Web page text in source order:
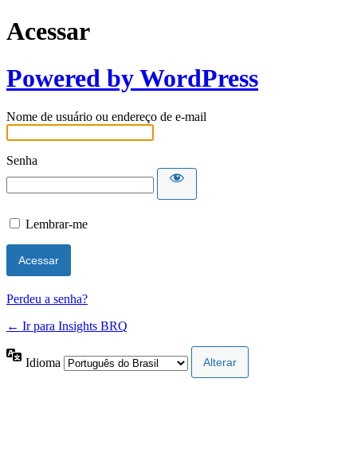
Acessar
Powered by WordPress
Nome de usuário ou endereço de e-mail
Senha
Lembrar-me
Perdeu a senha?
← Ir para Insights BRQ
Idioma